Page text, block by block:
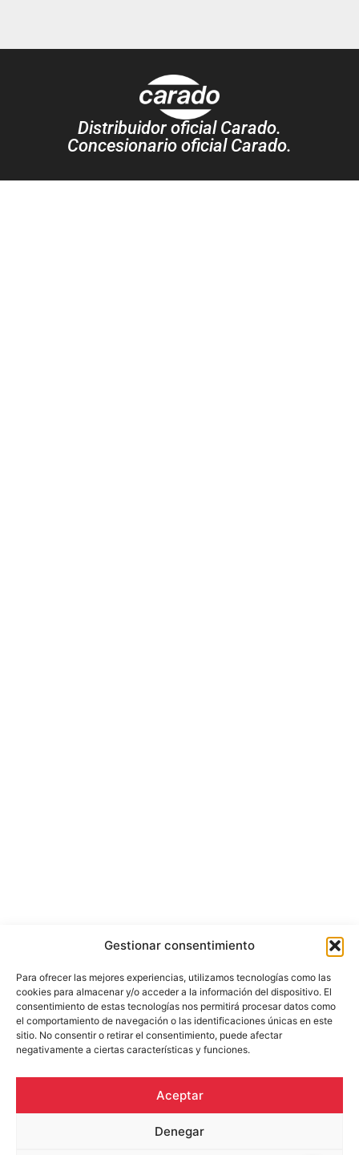
Gestionar consentimiento
Para ofrecer las mejores experiencias, utilizamos tecnologías como las
cookies para almacenar y/o acceder a la información del dispositivo. El
consentimiento de estas tecnologías nos permitirá procesar datos como
el comportamiento de navegación o las identificaciones únicas en este
sitio. No consentir o retirar el consentimiento, puede afectar
negativamente a ciertas características y funciones.
Aceptar
Denegar
Distribuidor oficial Carado.
Concesionario oficial Carado.